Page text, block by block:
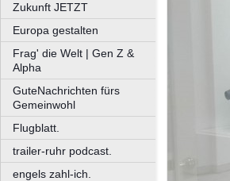
Zukunft JETZT
Europa gestalten
Frag' die Welt | Gen Z &
Alpha
GuteNachrichten fürs
Gemeinwohl
Flugblatt.
trailer-ruhr podcast.
engels zahl-ich.